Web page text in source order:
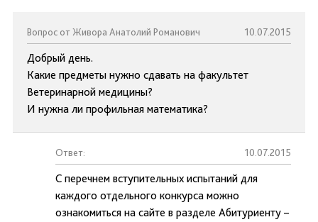
Вопрос от Живора Анатолий Романович 10.07.2015
Добрый день.
Какие предметы нужно сдавать на факультет
Ветеринарной медицины?
И нужна ли профильная математика?
Ответ: 10.07.2015
С перечнем вступительных испытаний для
каждого отдельного конкурса можно
ознакомиться на сайте в разделе Абитуриенту –